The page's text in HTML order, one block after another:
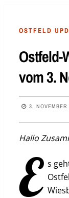
OSTFELD
Ostfeld-
vom 3.
3. NOVEMBER
Hallo
E s